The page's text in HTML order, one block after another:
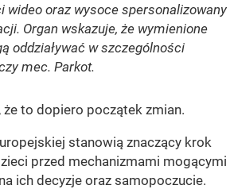
wideo oraz wysoce spersonalizowany
Organ wskazuje, że wymienione
oddziaływać w szczególności
mec. Parkot.
to dopiero początek zmian.
stanowią znaczący krok
przed mechanizmami mogącymi
ich decyzje oraz samopoczucie.